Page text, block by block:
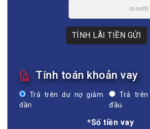
month
TÍNH LÃI TIỀN GỬI
Tính toán khoản vay
Trả trên dư nợ giảm
dần
Trả
đầu
*Số tiền vay